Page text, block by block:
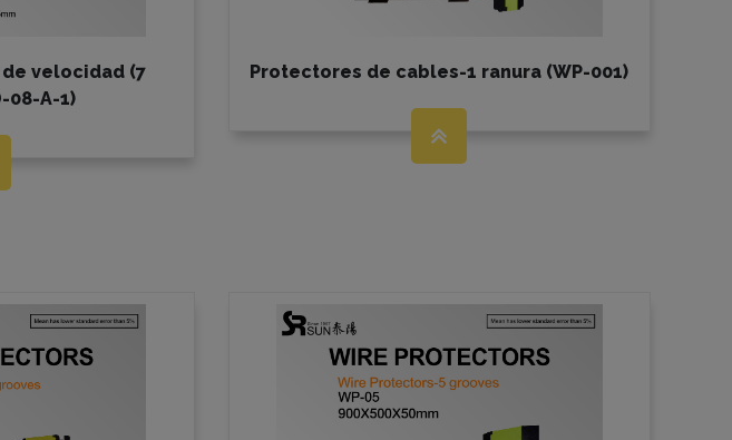
velocidad (7
08-A-1)
Protectores de cables-1 ranura (WP-001)